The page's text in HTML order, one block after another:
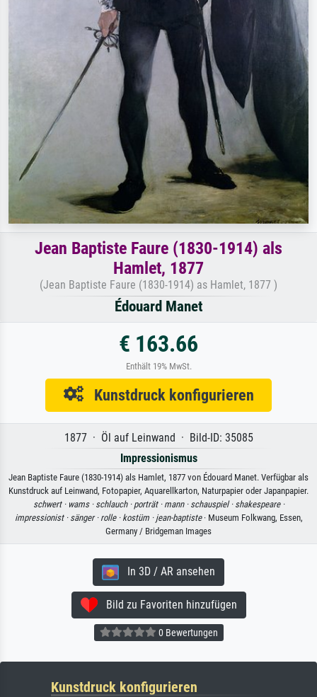
Jean Baptiste Faure (1830-1914) als
Hamlet, 1877
(Jean Baptiste Faure (1830-1914) as Hamlet, 1877 )
Édouard Manet
€ 163.66
Enthält 19% MwSt.
Kunstdruck konfigurieren
1877 · Öl auf Leinwand · Bild-ID: 35085
Impressionismus
Jean Baptiste Faure (1830-1914) als Hamlet, 1877 von Édouard Manet. Verfügbar als
Kunstdruck auf Leinwand, Fotopapier, Aquarellkarton, Naturpapier oder Japanpapier.
schwert · wams · schlauch · porträt · mann · schauspiel · shakespeare ·
impressionist · sänger · rolle · kostüm · jean-baptiste· Museum Folkwang, Essen,
Germany / Bridgeman Images
In 3D / AR ansehen
Bild zu Favoriten hinzufügen
0 Bewertungen
Kunstdruck konfigurieren